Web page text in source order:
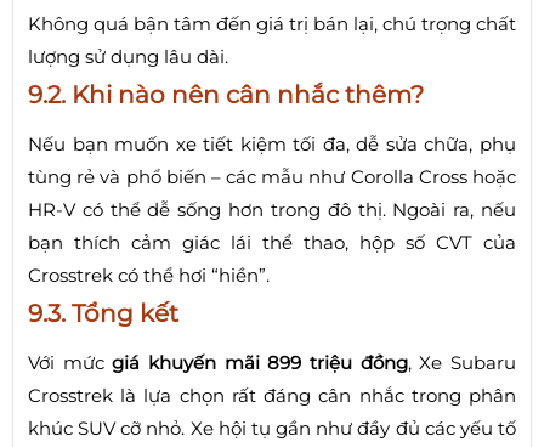
Không quá bận tâm đến giá trị bán lại, chú trọng chất
lượng sử dụng lâu dài.
9.2. Khi nào nên cân nhắc thêm?
Nếu bạn muốn xe tiết kiệm tối đa, dễ sửa chữa, phụ
tùng rẻ và phổ biến – các mẫu như Corolla Cross hoặc
HR-V có thể dễ sống hơn trong đô thị. Ngoài ra, nếu
bạn thích cảm giác lái thể thao, hộp số CVT của
Crosstrek có thể hơi “hiền”.
9.3. Tổng kết
Với mứcgiá khuyến mãi 899 triệu đồng, Xe Subaru
Crosstrek là lựa chọn rất đáng cân nhắc trong phân
khúc SUV cỡ nhỏ. Xe hội tụ gần như đầy đủ các yếu tố